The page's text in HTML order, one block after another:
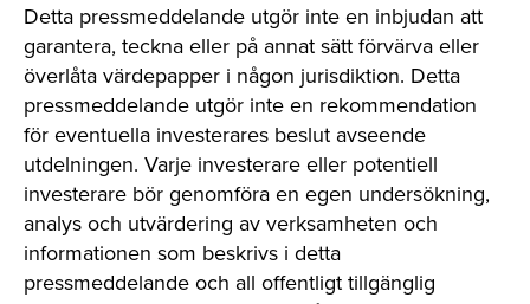
Detta pressmeddelande utgör inte en inbjudan att
garantera, teckna eller på annat sätt förvärva eller
överlåta värdepapper i någon jurisdiktion. Detta
pressmeddelande utgör inte en rekommendation
för eventuella investerares beslut avseende
utdelningen. Varje investerare eller potentiell
investerare bör genomföra en egen undersökning,
analys och utvärdering av verksamheten och
informationen som beskrivs i detta
pressmeddelande och all offentligt tillgänglig